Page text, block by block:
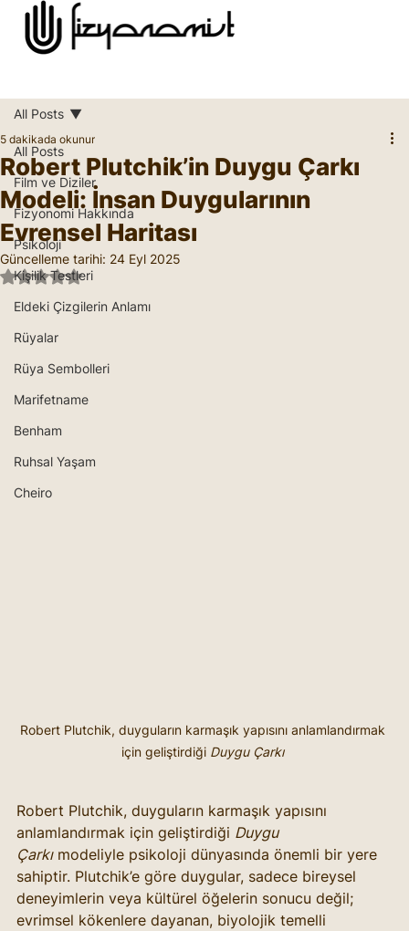
All Posts
Film ve Diziler
Fizyonomi Hakkında
Psikoloji
Kişilik Testleri
Eldeki Çizgilerin Anlamı
Rüyalar
Rüya Sembolleri
Marifetname
Benham
Ruhsal Yaşam
Cheiro
All Posts
Robert Plutchik’in Duygu Çarkı
Modeli: İnsan Duygularının
Evrensel Haritası
5 dakikada okunur
Güncelleme tarihi: 24 Eyl 2025
5 üzerinden NaN yıldız
Robert Plutchik, duyguların karmaşık yapısını anlamlandırmak
için geliştirdiği Duygu Çarkı
Robert Plutchik, duyguların karmaşık yapısını
anlamlandırmak için geliştirdiği Duygu
Çarkı modeliyle psikoloji dünyasında önemli bir yere
sahiptir. Plutchik’e göre duygular, sadece bireysel
deneyimlerin veya kültürel öğelerin sonucu değil;
evrimsel kökenlere dayanan, biyolojik temelli